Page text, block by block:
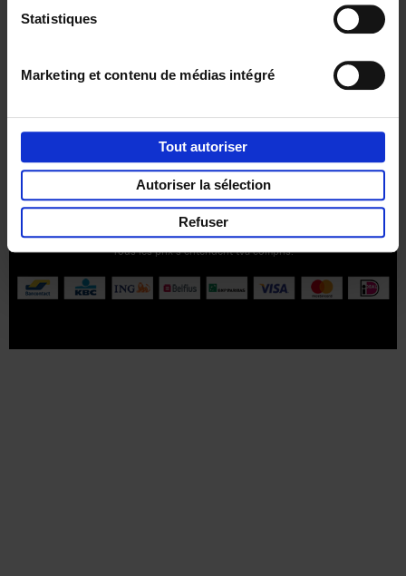
Statistiques
Marketing et contenu de médias intégré
Tout autoriser
Autoriser la sélection
Refuser
Service clients Frais de livraison
Droit de retour
Privacy & cookies
Conditions générales
Lannoo Publishing Group
Tous les prix s’entendent tva compris.